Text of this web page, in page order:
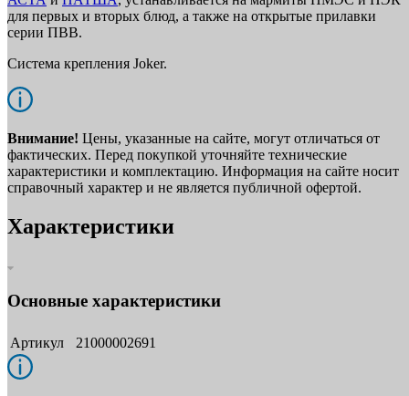
для первых и вторых блюд, а также на открытые прилавки
серии ПВВ.
Система крепления Joker.
Внимание! Цены, указанные на сайте, могут отличаться от
фактических. Перед покупкой уточняйте технические
характеристики и комплектацию. Информация на сайте носит
справочный характер и не является публичной офертой.
Характеристики
Основные характеристики
Артикул 21000002691